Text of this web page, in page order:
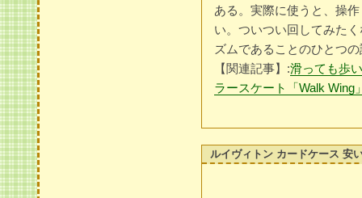
ある。実際に使うと、操
い。ついつい回してみた
ズムであることのひとつ
【関連記事】:滑っても歩
ラースケート「Walk Wing
ルイヴィトン カードケース 安